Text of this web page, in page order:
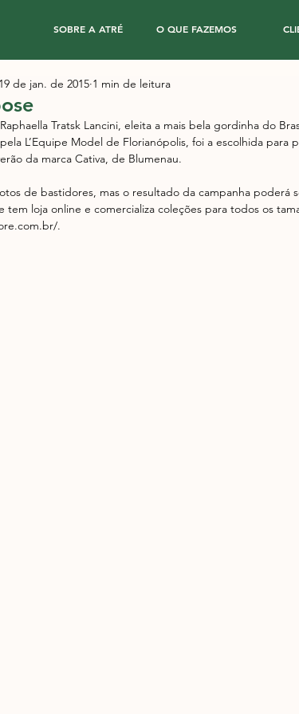
SOBRE A ATRÉ O QUE FAZEMOS
19 de jan. de 2015 1 min de leitura
Tratsk Lancini, eleita a mais bela gordinha do
L’Equipe Model de Florianópolis, foi a escolhida para
da marca Cativa, de Blumenau.
de bastidores, mas o resultado da campanha
tem loja online e comercializa coleções para todos os
.